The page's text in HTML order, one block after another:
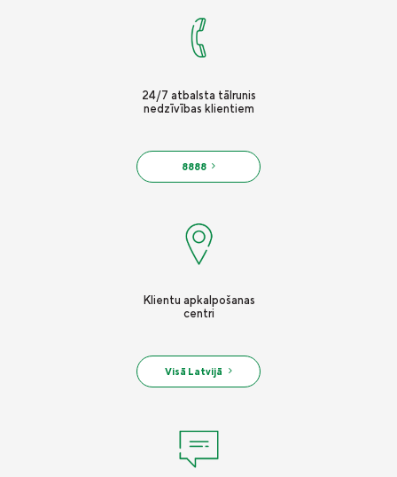
Karjera
24/7 atbalsta tālrunis
nedzīvības klientiem
8888
Klientu apkalpošanas
centri
Visā Latvijā